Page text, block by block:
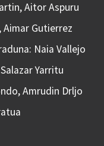
Aitor Aspuru
Aimar Gutierrez
Naia Vallejo
Yarritu
Amrudin Drljo